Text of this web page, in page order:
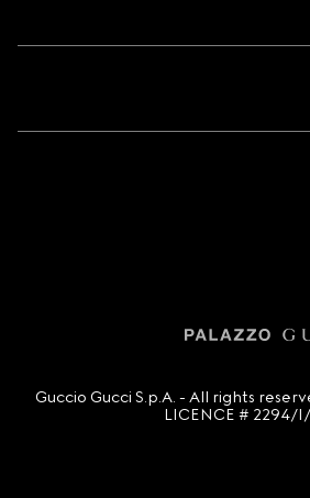
© 2016 - 2025 Guccio Gucci S.p.A. - All rights
LICENCE # 2294/